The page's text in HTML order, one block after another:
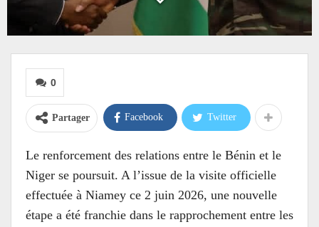
0
Partager Facebook Twitter
Le renforcement des relations entre le Bénin et le
Niger se poursuit. A l’issue de la visite officielle
effectuée à Niamey ce 2 juin 2026, une nouvelle
étape a été franchie dans le rapprochement entre les